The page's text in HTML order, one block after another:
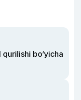
bo‘yicha